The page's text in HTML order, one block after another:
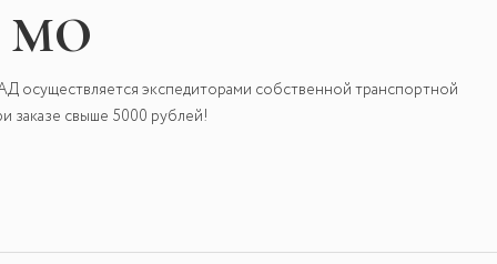
МО
осуществляется экспедиторами собственной транспортной
заказе свыше 5000 рублей!